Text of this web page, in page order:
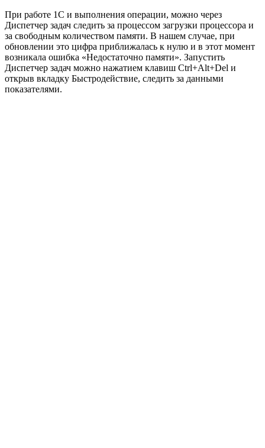
При работе 1С и выполнения операции, можно через
Диспетчер задач следить за процессом загрузки процессора и
за свободным количеством памяти. В нашем случае, при
обновлении это цифра приближалась к нулю и в этот момент
возникала ошибка «Недостаточно памяти». Запустить
Диспетчер задач можно нажатием клавиш Ctrl+Alt+Del и
открыв вкладку Быстродействие, следить за данными
показателями.